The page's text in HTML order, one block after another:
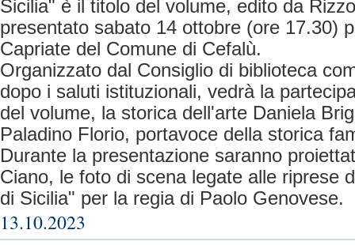
Sicilia" è il titolo del volume, edito da
presentato sabato 14 ottobre (ore 17.30)
Capriate del Comune di Cefalù.
Organizzato dal Consiglio di biblioteca
dopo i saluti istituzionali, vedrà la
del volume, la storica dell'arte Daniela
Paladino Florio, portavoce della storica
Durante la presentazione saranno
Ciano, le foto di scena legate alle riprese
di Sicilia" per la regia di Paolo Genovese.
13.10.2023